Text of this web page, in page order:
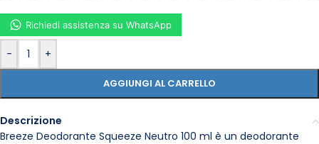
- +
AGGIUNGI AL CARRELLO
Richiedi assistenza su WhatsApp
Descrizione
Breeze Deodorante Squeeze Neutro 100 ml è un deodorante